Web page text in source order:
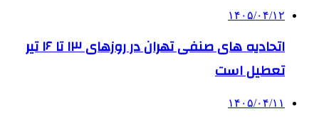
۱۴۰۵/۰۴/۱۲
اتحادیه های صنفی تهران در روزهای ۱۳ تا ۱۶ تیر
تعطیل است
۱۴۰۵/۰۴/۱۱